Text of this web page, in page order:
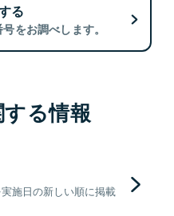
る
をお調べします。
る情報
施日の新しい順に掲載